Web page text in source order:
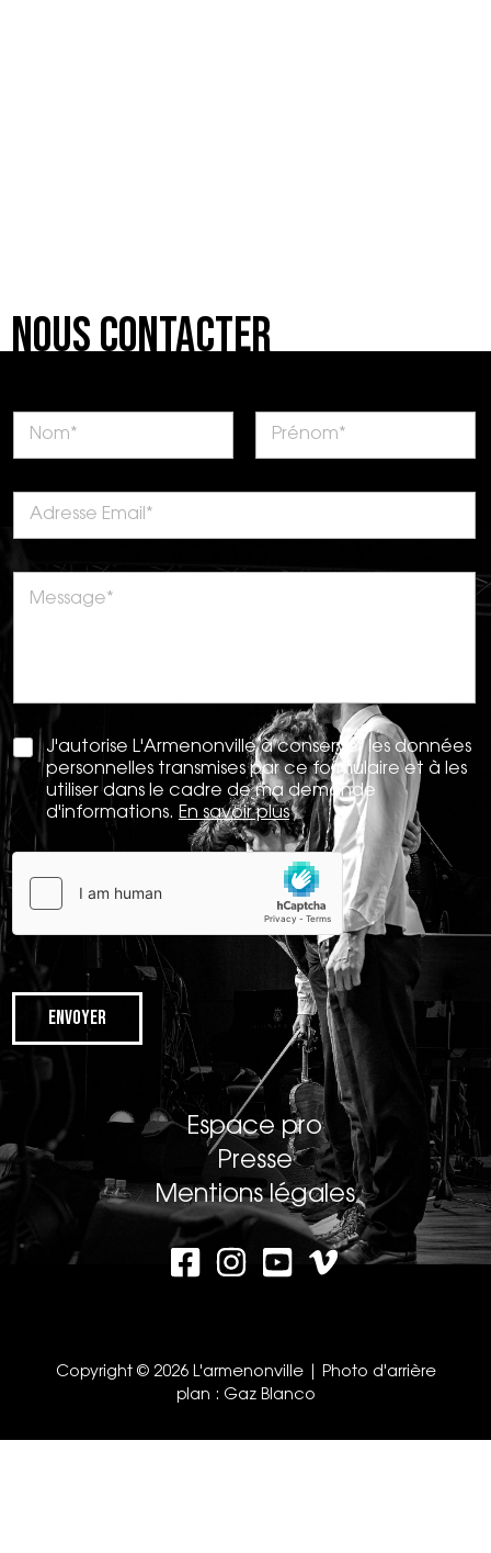
Nous Contacter
J'autorise L'Armenonville à conserver les données
personnelles transmises par ce formulaire et à les
utiliser dans le cadre de ma demande
d'informations. En savoir plus
Envoyer
Espace pro
Presse
Mentions légales
Copyright © 2026 L'armenonville | Photo d'arrière
plan : Gaz Blanco